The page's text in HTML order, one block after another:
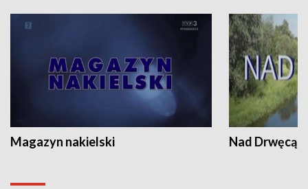
Magazyn nakielski Nad Drwęcą